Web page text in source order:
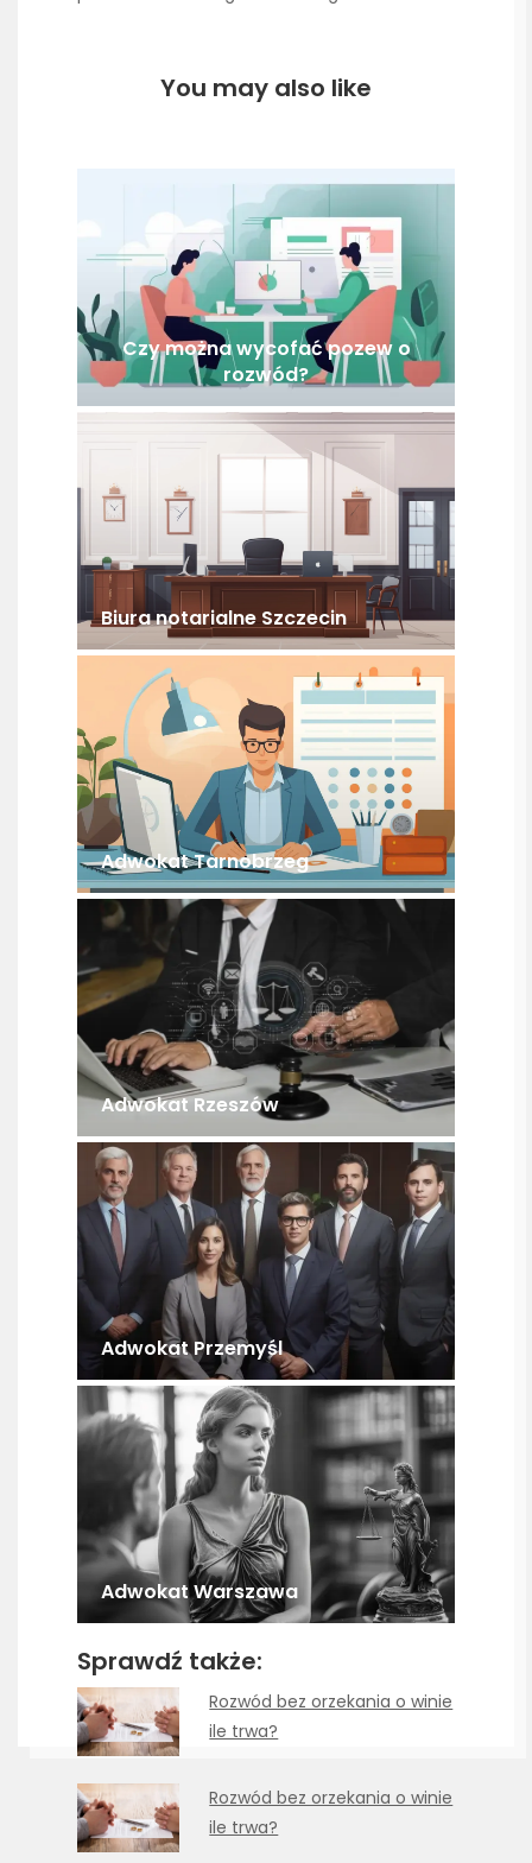
You may also like
Czy można wycofać pozew o
rozwód?
Biura notarialne Szczecin
Adwokat Tarnobrzeg
Adwokat Rzeszów
Adwokat Przemyśl
Adwokat Warszawa
Sprawdź także:
Rozwód bez orzekania o winie
ile trwa?
Rozwód bez orzekania o winie
ile trwa?